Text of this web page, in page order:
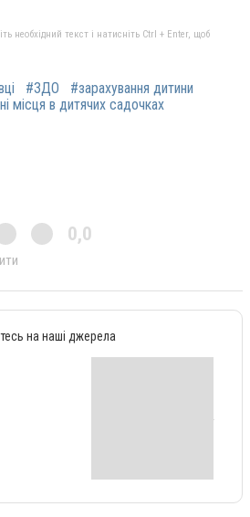
необхідний текст і натисніть Ctrl + Enter, щоб
#ЗДО
#зарахування дитини
місця в дитячих садочках
0,0
на наші джерела